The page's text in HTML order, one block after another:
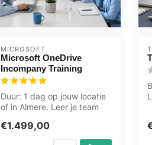
MICROSOFT
Microsoft OneDrive
Incompany Training
Duur: 1 dag op jouw locatie
of in Almere. Leer je team
€1.499,00